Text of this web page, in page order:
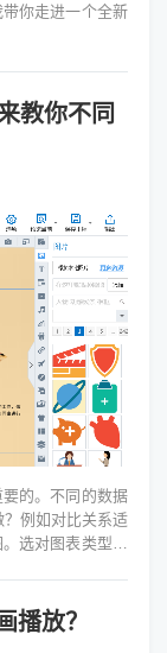
你走进一个全新
教你不同
的。不同的数据
例如对比关系适
选对图表类型能
播放？